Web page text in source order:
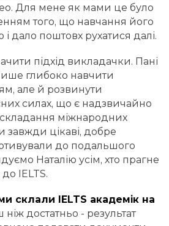
Для мене як мами це було
того, що навчання його
і дало поштовх рухатися далі.
підхід викладачки. Пані
глибоко навчити
але й розвинути
силах, що є надзвичайно
міжнародних
завжди цікаві, добре
до подальшого
Наталію усім, хто прагне
до IELTS.
склали IELTS академік на
ніж достатньо - результат